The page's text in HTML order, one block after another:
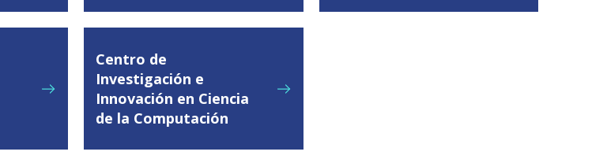
Centro de
Investigación e
Innovación en Ciencia
de la Computación